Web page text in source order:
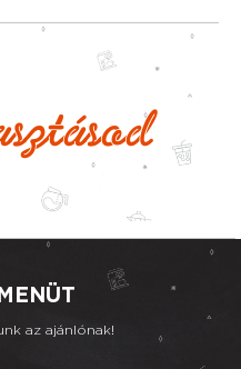
az ajánlónak!